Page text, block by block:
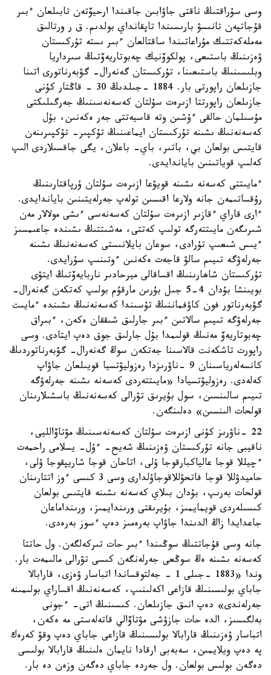
وسى سۇراقتىڭ ناقتى جاۋابىن جاقىندا ارحيۆتەن تابىلعان ءبىر
قۇجاتپەن تانىسۋ بارىسىندا تاپقانداي بولدىم. ق ر ورتالىق
مەملەكەتتىك مۇراعاتىندا ساقتالعان ءبىر ىستە تۇركىستان
ۋەزىنىڭ باستىعى، پولكوۆنيك چەبوتاريەۆتىڭ سىرداريا
وبلىسىنىڭ باستىعىنا، تۇركىستان گەنەرال- گۋبەرناتورى اتىنا
جازىلعان راپورتى بار. 1884 -جىلدىڭ 30 - قاڭتار كۇنى
جازىلعان راپورتتا ازىرەت سۇلتان كەسەنەسىنىڭ جەرگىلىكتى
مۇسىلمان حالقى ءۇشىن وتە قاسيەتتى جەر ەكەنىن، بۇل
كەسەنەنىڭ ىشىنە تۇركىستان ايماعىنىڭ تۇكپىر- تۇكپىرىنەن
قايتىس بولعان بي، باتىر، باي- باعلان، يگى جاقسىلاردى الىپ
كەلىپ قوياتىنىن باياندايدى.
ءمايىتتى كەسەنە ىشىنە قويۋعا ازىرەت سۇلتان ۇرپاقتارىنىڭ
رۇقساتىمەن جانە ولارعا اقىسىن تولەپ جەرلەيتىنىن باياندايدى.
ءارى قاراي ءقازىر ازىرەت سۇلتان كەسەنەسى ءىشى مولالار مەن
شىرىگەن مايىتتەرگە تولىپ كەتتى، مەشىتتىڭ ىشىندە جاعىمسىز
ءيىس شىعىپ تۇرادى، سوعان بايلانىستى كەسەنەنىڭ ىشىنە
جەرلەۋگە تىيىم سالۋ قاجەت ەكەنىن ءوتىنىپ سۇرايدى.
تۇركىستان شاھارىنىڭ اقساقالى ميرحادىر ناربايەۆتىڭ ايتۋى
بويىنشا بۇدان 4-5 جىل بۇرىن مارقۇم بولىپ كەتكەن گەنەرال-
گۋبەرناتور فون كاۋفماننىڭ تۇسىندا كەسەنەنىڭ ىشىندە ءمايىت
جەرلەۋگە تىيىم سالاتىن ءبىر جارلىق شىققان ەكەن، ءبىراق
چەبوتاريەۆ مەنىڭ قولىمدا بۇل جارلىق جوق دەپ ايتادى. وسى
راپورت تاشكەنت قالاسىنا جەتكەن سوڭ گەنەرال- گۋبەرناتوردىڭ
كانسەلەرياسىنان 9 -ناۋرىزدا رەزوليۋتسيا قويىلعان جاۋاپ
كەلەدى. رەزوليۋتسيادا «مايىتتەردى كەسەنە ىشىنە جەرلەۋگە
تىيىم سالىنسىن، سول بۇيرىق تۋرالى كەسەنەنىڭ باسشىلارىنان
قولحات الىنسىن» دەلىنگەن.
22 -ناۋرىز كۇنى ازىرەت سۇلتان كەسەنەسىنىڭ مۋتاۆالليى،
ناقيبى جانە تۇركىستان ۋەزىنىڭ شەيح- ءۇل- يسلامى راحمەت
ءچيللا قوجا عالياكبارقوجا ۇلى، اتاحان قوجا شاريپقوجا ۇلى،
حاميدۋللا قوجا فاتحۋللاقوجاۇلدارى وسى 3 كىسى ءوز اتتارىنان
قولحات بەرىپ، بۇدان بىلاي كەسەنە ىشىنە قايتىس بولعان
كىسىلەردى قويمايمىز، بۇيرىقتى ورىندايمىز، ورىنداماعان
جاعدايدا زاڭ الدىندا جاۋاپ بەرەمىز دەپ ءسوز بەرەدى.
جانە وسى قۇجاتتىڭ سوڭىندا ءبىر حات تىركەلگەن. ول حاتتا
كەسەنە ىشىنە ەڭ سوڭعى جەرلەنگەن كىسى تۋرالى مالىمەت بار.
وندا «1883 -جىلى 1 - جەلتوقساندا اتباسار ۋەزى، قارابالا
جاباي بولىسىنىڭ قازاعى اكەلىنىپ، كەسەنەنىڭ اقساراي بولىمىنە
جەرلەندى» دەپ انىق جازىلعان. كىسىنىڭ اتى- ءجونى
بەلگىسىز، الدە حات جازۋشى مۋتاۆالي قاتەلەستى مە ەكەن،
اتباسار ۋەزىنىڭ قارابالا بولىسىنىڭ قازاعى جاباي دەپ وقۋ كەرەك
پە دەپ ويلايمىن، سەبەبى ارقادا نايمان ەلىنىڭ قارابالا بولىسى
دەگەن بولىس بولعان. ول جەردە جاباي دەگەن وزەن دە بار.